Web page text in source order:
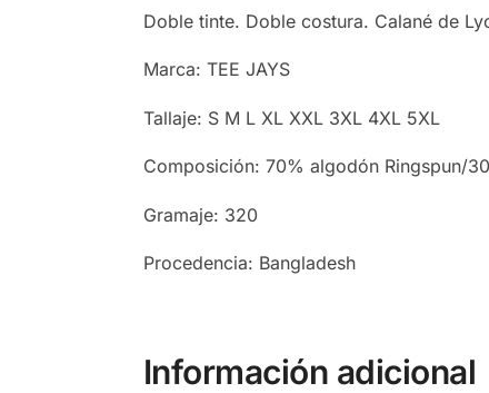
Doble tinte. Doble costura. Calané de
Marca: TEE JAYS
Tallaje: S M L XL XXL 3XL 4XL 5XL
Composición: 70% algodón Ringspun/
Gramaje: 320
Procedencia: Bangladesh
Información adicional